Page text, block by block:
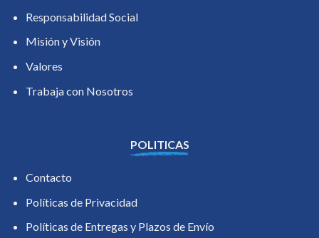
Responsabilidad Social
Misión y Visión
Valores
Trabaja con Nosotros
POLITICAS
Contacto
Políticas de Privacidad
Políticas de Entregas y Plazos de Envío